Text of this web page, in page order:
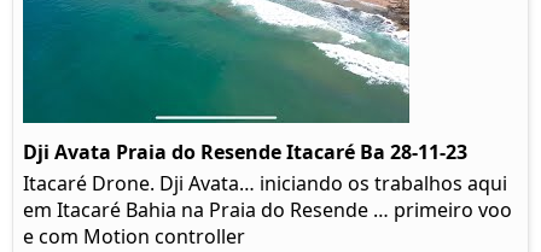
Dji Avata Praia do Resende Itacaré Ba 28-11-23
Itacaré Drone. Dji Avata… iniciando os trabalhos aqui
em Itacaré Bahia na Praia do Resende … primeiro voo
e com Motion controller